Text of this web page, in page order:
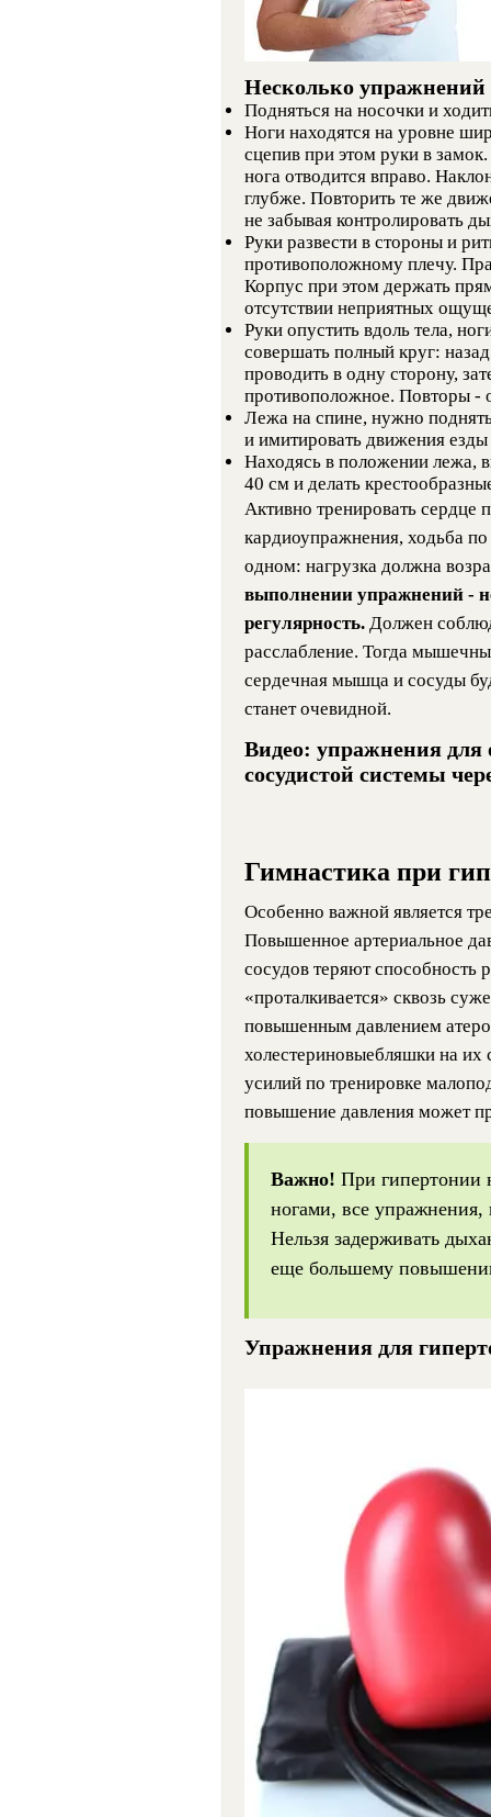
Несколько упражнений
Подняться на носочки и
Ноги находятся на уровне
сцепив при этом руки в
нога отводится вправо.
глубже. Повторить те же
не забывая контролировать
Руки развести в стороны и
противоположному плечу.
Корпус при этом держать
отсутствии неприятных
Руки опустить вдоль тела,
совершать полный круг:
проводить в одну сторону,
противоположное. Повторы -
Лежа на спине, нужно
и имитировать движения
Находясь в положении лежа,
40 см и делать
Активно тренировать сердце
кардиоупражнения, ходьба по
одном: нагрузка должна
выполнении упражнений -
регулярность. Должен
расслабление. Тогда
сердечная мышца и сосуды
станет очевидной.
Видео: упражнения для
сосудистой системы
Гимнастика при
Особенно важной является
Повышенное артериальное
сосудов теряют способность
«проталкивается» сквозь
повышенным давлением
холестериновыебляшки на их
усилий по тренировке
повышение давления может
Важно! При гипертонии
ногами, все упражнения,
Нельзя задерживать
еще большему
Упражнения для